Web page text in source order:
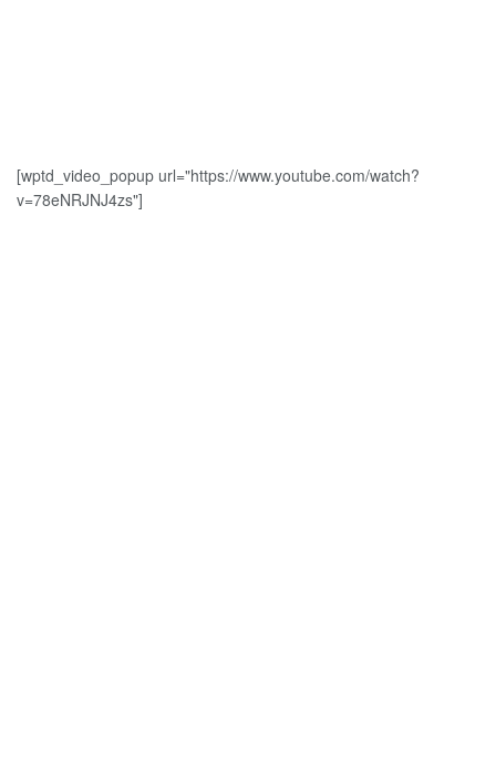
[wptd_video_popup url="https://www.youtube.com/watch?
v=78eNRJNJ4zs"]